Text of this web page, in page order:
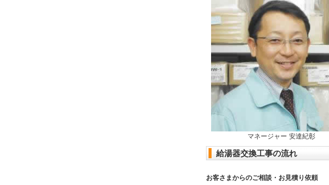
マネージャー 安達紀彰
給湯器交換工事の流れ
お客さまからのご相談・お見積り依頼